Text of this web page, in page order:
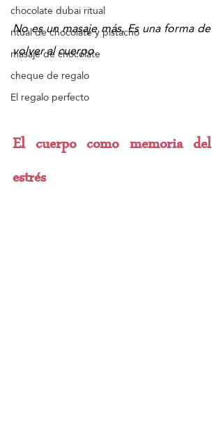
chocolate dubai ritual
ritual de chocolate y pistacho
masaje de chocolate
cheque de regalo
El regalo perfecto
No es un masaje más. Es una forma de
volver al cuerpo.
El cuerpo como memoria del
estrés